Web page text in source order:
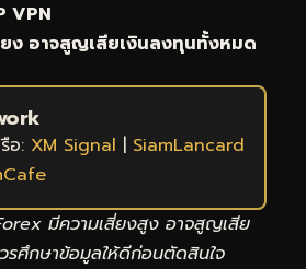
VPN
ยง อาจสูญเสียเงินลงทุนทั้งหมด
อ: XM Signal | SiamLancard
มีความเสี่ยงสูง อาจสูญเสีย
ศึกษาข้อมูลให้ดีก่อนตัดสินใจ